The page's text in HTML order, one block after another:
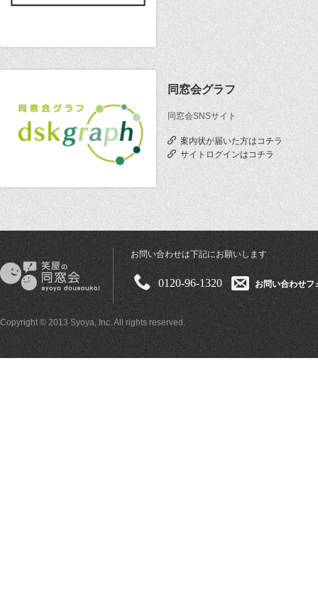
同窓会グラフ
同窓会SNSサイト
案内状が届いた方はコチラ
サイトログインはコチラ
お問い合わせは下記にお願いします
0120-96-1320 お問い合わせフ
Copyright © 2013 Syoya, Inc. All rights reserved.